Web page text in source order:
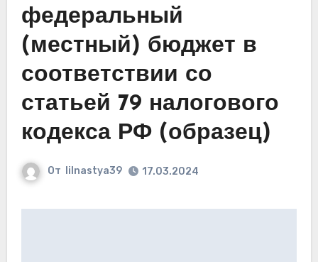
федеральный
(местный) бюджет в
соответствии со
статьей 79 налогового
кодекса РФ (образец)
От lilnastya39 17.03.2024